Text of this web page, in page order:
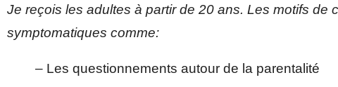
Je reçois les adultes à partir de 20 ans. Les motifs
symptomatiques comme:
– Les questionnements autour de la parentalité